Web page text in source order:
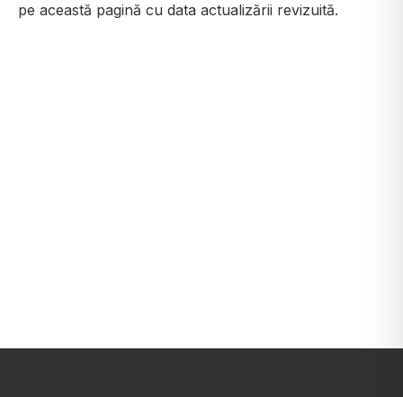
pe această pagină cu data actualizării revizuită.